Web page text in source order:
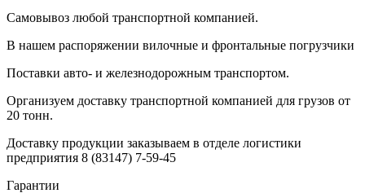
Самовывоз любой транспортной компанией.
В нашем распоряжении вилочные и фронтальные погрузчики
Поставки авто- и железнодорожным транспортом.
Организуем доставку транспортной компанией для грузов от
20 тонн.
Доставку продукции заказываем в отделе логистики
предприятия 8 (83147) 7-59-45
Гарантии